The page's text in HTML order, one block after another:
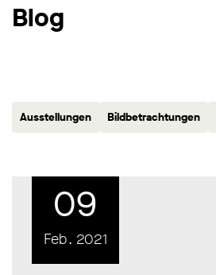
Blog
Ausstellungen Bildbetrachtungen
09
Feb. 2021